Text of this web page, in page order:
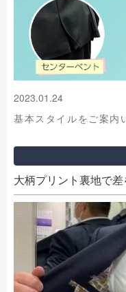
2023.01.24
基本スタイルをご案内
大柄プリント裏地で差